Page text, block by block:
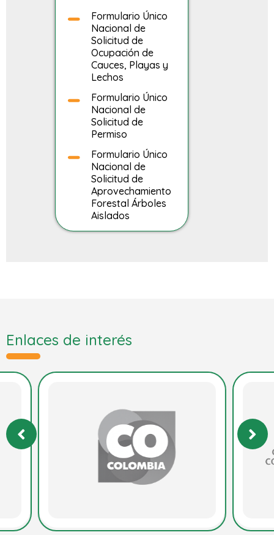
Formulario Único
Nacional de
Solicitud de
Ocupación de
Cauces, Playas y
Lechos
Formulario Único
Nacional de
Solicitud de
Permiso
Formulario Único
Nacional de
Solicitud de
Aprovechamiento
Forestal Árboles
Aislados
Enlaces de interés